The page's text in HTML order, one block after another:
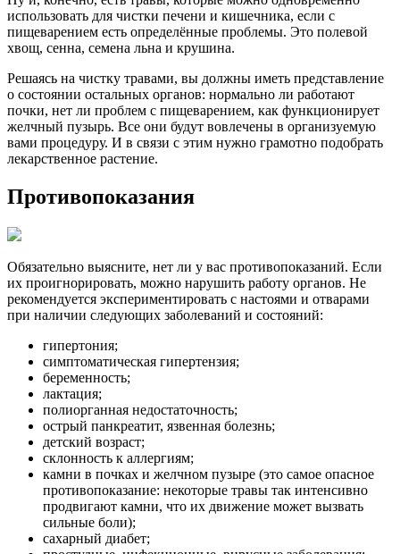
использовать для чистки печени и кишечника, если с
пищеварением есть определённые проблемы. Это полевой
хвощ, сенна, семена льна и крушина.
Решаясь на чистку травами, вы должны иметь представление
о состоянии остальных органов: нормально ли работают
почки, нет ли проблем с пищеварением, как функционирует
желчный пузырь. Все они будут вовлечены в организуемую
вами процедуру. И в связи с этим нужно грамотно подобрать
лекарственное растение.
Противопоказания
Обязательно выясните, нет ли у вас противопоказаний. Если
их проигнорировать, можно нарушить работу органов. Не
рекомендуется экспериментировать с настоями и отварами
при наличии следующих заболеваний и состояний:
гипертония;
симптоматическая гипертензия;
беременность;
лактация;
полиорганная недостаточность;
острый панкреатит, язвенная болезнь;
детский возраст;
склонность к аллергиям;
камни в почках и желчном пузыре (это самое опасное
противопоказание: некоторые травы так интенсивно
продвигают камни, что их движение может вызвать
сильные боли);
сахарный диабет;